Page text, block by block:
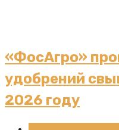
«ФосАгро»
удобрений
2026 году